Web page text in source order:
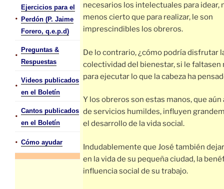
•
Ejercicios para el
Perdón (P. Jaime
Forero, q.e.p.d)
•
Preguntas &
Respuestas
•
Videos publicados
en el Boletín
•
Cantos publicados
en el Boletín
• Cómo ayudar
necesarios los intelectuales para idear,
menos cierto que para realizar, le son
imprescindibles los obreros.
De lo contrario, ¿cómo podría disfrutar
colectividad del bienestar, si le faltasen
para ejecutar lo que la cabeza ha
Y los obreros son estas manos, que aún
de servicios humildes, influyen
el desarrollo de la vida social.
Indudablemente que José también
en la vida de su pequeña ciudad, la
influencia social de su trabajo.